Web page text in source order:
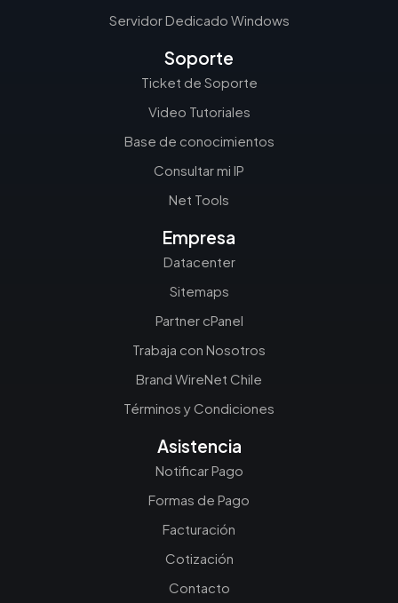
Servidor Dedicado Windows
Soporte
Ticket de Soporte
Video Tutoriales
Base de conocimientos
Consultar mi IP
Net Tools
Empresa
Datacenter
Sitemaps
Partner cPanel
Trabaja con Nosotros
Brand WireNet Chile
Términos y Condiciones
Asistencia
Notificar Pago
Formas de Pago
Facturación
Cotización
Contacto